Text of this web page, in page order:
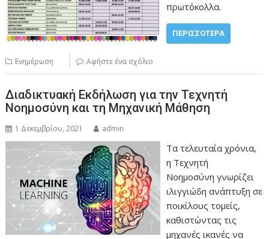
πρωτόκολλα.
ΠΕΡΙΣΣΌΤΕΡΑ
Ενημέρωση Αφήστε ένα σχόλιο
Διαδικτυακή Εκδήλωση για την Τεχνητή
Νοημοσύνη και τη Μηχανική Μάθηση
1 Δεκεμβρίου, 2021 admin
Τα τελευταία χρόνια,
η Τεχνητή
Νοημοσύνη γνωρίζει
ιλιγγιώδη ανάπτυξη σε
ποικίλους τομείς,
καθιστώντας τις
μηχανές ικανές να